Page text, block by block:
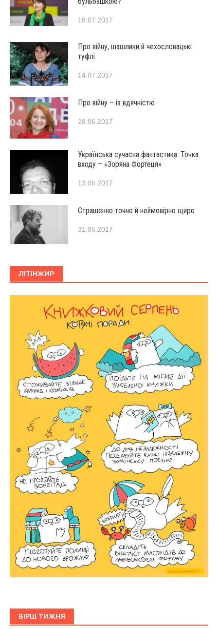
18.07.2017
Про війну, шашлики й чехословацькі
туфлі
14.07.2017
Про війну – із вдячністю
28.06.2017
Українська сучасна фантастика. Точка
входу – «Зоряна Фортеця»
13.06.2017
Страшенно точно й неймовірно щиро
31.05.2017
ЛІТІНЖИР
ВІРШ ТИЖНЯ